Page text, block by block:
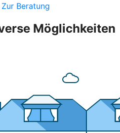
Zur Beratung
Möglichkeiten